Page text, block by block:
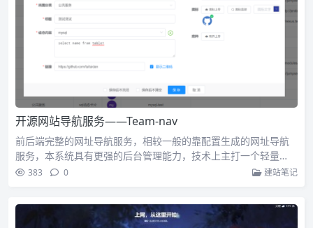
开源网站导航服务——Team-nav
前后端完整的网址导航服务，相较一般的靠配置生成的网址导航
服务，本系统具有更强的后台管理能力，技术上主打一个轻量…
383 0 建站笔记